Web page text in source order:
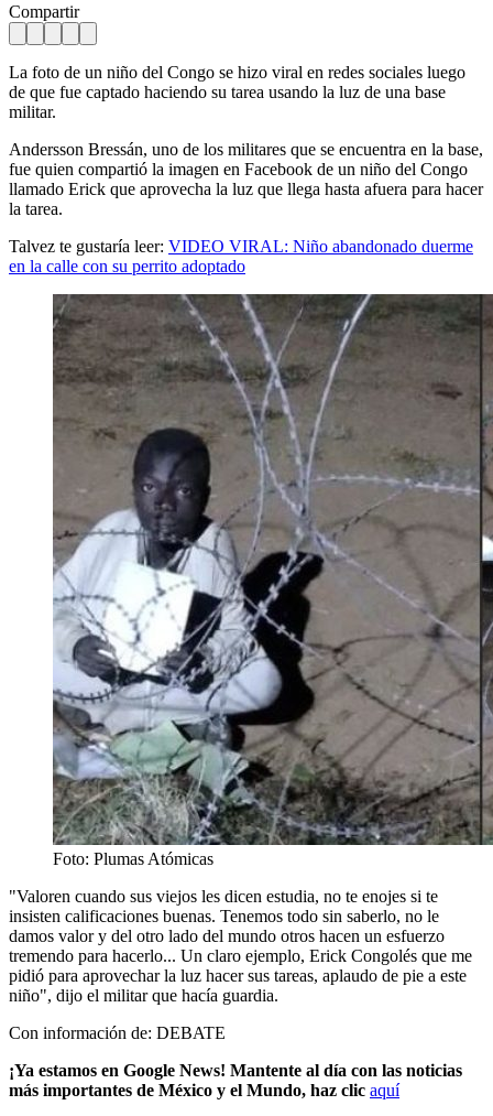
Compartir
La foto de un niño del Congo se hizo viral en redes sociales luego
de que fue captado haciendo su tarea usando la luz de una base
militar.
Andersson Bressán, uno de los militares que se encuentra en la base,
fue quien compartió la imagen en Facebook de un niño del Congo
llamado Erick que aprovecha la luz que llega hasta afuera para hacer
la tarea.
Talvez te gustaría leer: VIDEO VIRAL: Niño abandonado duerme
en la calle con su perrito adoptado
Foto: Plumas Atómicas
"Valoren cuando sus viejos les dicen estudia, no te enojes si te
insisten calificaciones buenas. Tenemos todo sin saberlo, no le
damos valor y del otro lado del mundo otros hacen un esfuerzo
tremendo para hacerlo... Un claro ejemplo, Erick Congolés que me
pidió para aprovechar la luz hacer sus tareas, aplaudo de pie a este
niño", dijo el militar que hacía guardia.
Con información de: DEBATE
¡Ya estamos en Google News! Mantente al día con las noticias
más importantes de México y el Mundo, haz clic aquí